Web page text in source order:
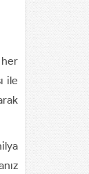
her
ile